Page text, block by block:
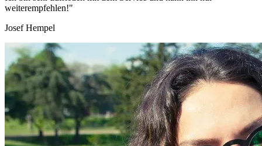
weiterempfehlen!"
Josef Hempel